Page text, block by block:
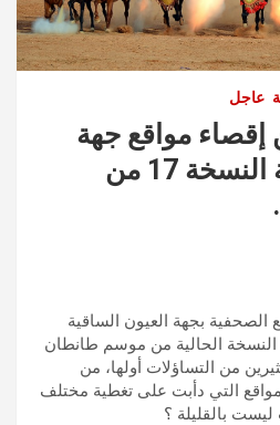
عاجل
مواقع جهة
العيون من تغطية النسخة 17 من
بجهة العيون الساقية
النسخة الحالية من موسم طانطان
من التساؤلات أولها، من
التي دأبت على تغطية مختلف
بالقليلة ؟